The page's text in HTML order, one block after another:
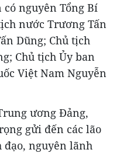
nguyên Tổng Bí
nước Trương Tấn
Dũng; Chủ tịch
Chủ tịch Ủy ban
Việt Nam Nguyễn
ương Đảng,
gửi đến các lão
đạo, nguyên lãnh